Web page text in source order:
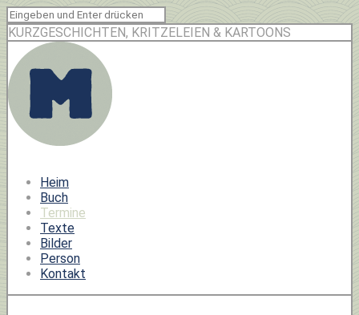
KURZGESCHICHTEN, KRITZELEIEN & KARTOONS
Heim
Buch
Termine
Texte
Bilder
Person
Kontakt